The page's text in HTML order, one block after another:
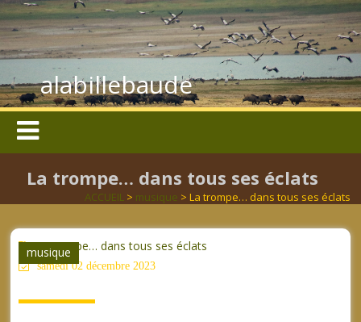
alabillebaude
La trompe… dans tous ses éclats
ACCUEIL> musique > La trompe… dans tous ses éclats
musique
La trompe… dans tous ses éclats
samedi 02 décembre 2023